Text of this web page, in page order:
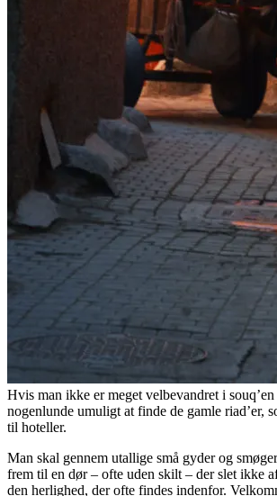
Hvis man ikke er meget velbevandret i
nogenlunde umuligt at finde de gamle riad’er,
til hoteller.
Man skal gennem utallige små gyder og
frem til en dør – ofte uden skilt – der slet ikke
den herlighed, der ofte findes indenfor.